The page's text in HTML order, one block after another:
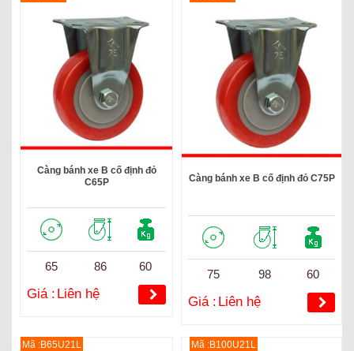
Càng bánh xe B cố định đỏ
C65P
65 86 60
Giá : Liên hệ
Càng bánh xe B cố định đỏ C75P
75 98 60
Giá : Liên hệ
Mã :B65U21L Mã :B100U21L